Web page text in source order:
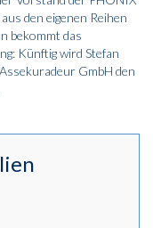
den eigenen Reihen
bekommt das
Künftig wird Stefan
GmbH den